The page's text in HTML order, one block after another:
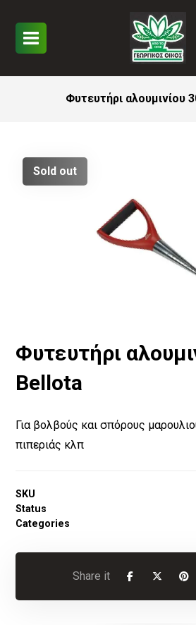
Φυτευτήρι αλουμινίου
Sold out
Φυτευτήρι
Bellota
Για βολβούς και σπόρους
πιπεριάς κλπ
SKU
Status
Categories